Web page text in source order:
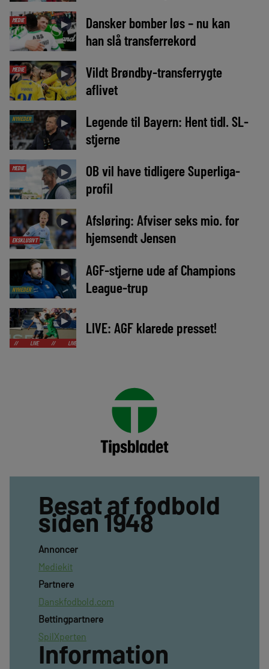
MEDIE ►
Dansker bomber løs – nu kan
han slå transferrekord
MEDIE ►
Vildt Brøndby-transferrygte
aflivet
NYHEDER ►
Legende til Bayern: Hent tidl. SL-
stjerne
MEDIE ►
OB vil have tidligere Superliga-
profil
EKSKLUSIVT
►
Afsløring: Afviser seks mio. for
hjemsendt Jensen
NYHEDER
►
AGF-stjerne ude af Champions
League-trup
►
// LIVE // LIVE
LIVE: AGF klarede presset!
Besat af fodbold
siden 1948
Annoncer
Mediekit
Partnere
Danskfodbold.com
Bettingpartnere
SpilXperten
Information